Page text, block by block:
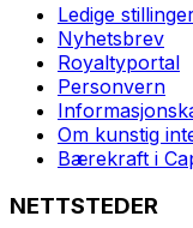
Ledige
Nyhetsbrev
Royaltyportal
Personvern
Om kunstig
Bærekraft i
NETTSTEDER